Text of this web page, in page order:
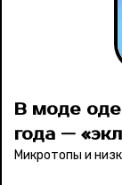
В моде
года —
Микротопы и